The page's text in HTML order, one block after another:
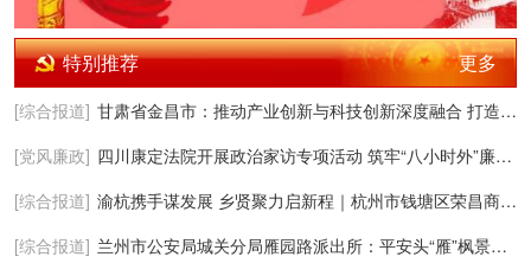
特别推荐 更多
[综合报道]
甘肃省金昌市：推动产业创新与科技创新深度融合 打造新型工业化示范区
[党风廉政]
四川康定法院开展政治家访专项活动 筑牢“八小时外”廉洁防线
[综合报道]
渝杭携手谋发展 乡贤聚力启新程｜杭州市钱塘区荣昌商会正式成立
[综合报道]
兰州市公安局城关分局雁园路派出所：平安头“雁”枫景满“园”